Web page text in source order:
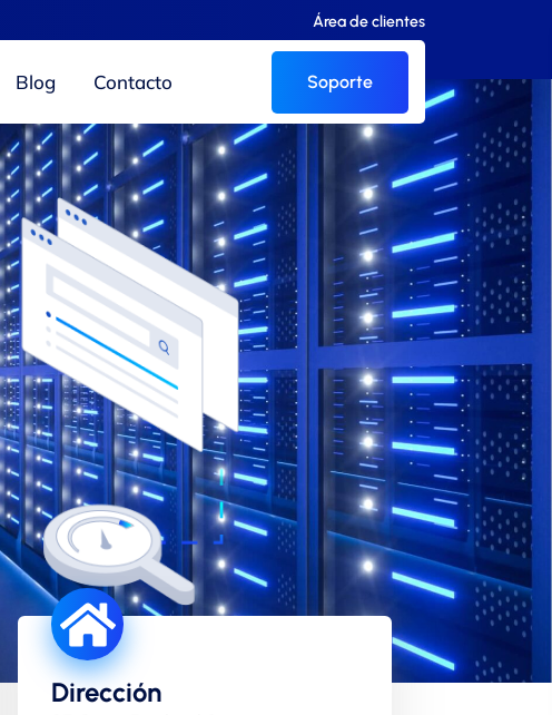
Área de clientes
Blog Contacto Soporte
Dirección